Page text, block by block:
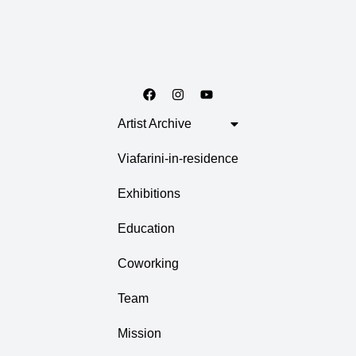
Artist Archive
Viafarini-in-residence
Exhibitions
Education
Coworking
Team
Mission